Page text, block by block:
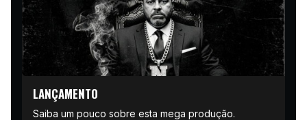
LANÇAMENTO
Saiba um pouco sobre esta mega produção.